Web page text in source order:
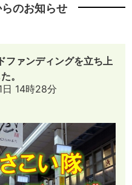
のお知らせ
ファンディングを立ち上
。
14時28分